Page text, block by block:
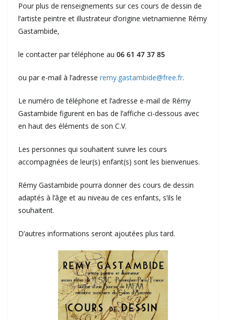
Pour plus de renseignements sur ces cours de dessin de
l’artiste peintre et illustrateur d’origine vietnamienne Rémy
Gastambide,
le contacter par téléphone au 06 61 47 37 85
ou par e-mail à l’adresse remy.gastambide@free.fr.
Le numéro de téléphone et l’adresse e-mail de Rémy
Gastambide figurent en bas de l’affiche ci-dessous avec
en haut des éléments de son C.V.
Les personnes qui souhaitent suivre les cours
accompagnées de leur(s) enfant(s) sont les bienvenues.
Rémy Gastambide pourra donner des cours de dessin
adaptés à l’âge et au niveau de ces enfants, s’ils le
souhaitent.
D’autres informations seront ajoutées plus tard.